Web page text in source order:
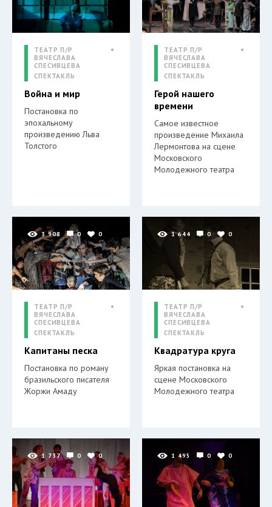
ТЕАТР П/Р
ВЯЧЕСЛАВА
СПЕСИВЦЕВА
СПЕКТАКЛЬ
Война и мир
Постановка по
эпохальному
произведению Льва
Толстого
ТЕАТР П/Р
ВЯЧЕСЛАВА
СПЕСИВЦЕВА
СПЕКТАКЛЬ
Герой нашего
времени
Самое известное
произведение Михаила
Лермонтова на сцене
Московского
Молодежного театра
3 908 0 0
ТЕАТР П/Р
ВЯЧЕСЛАВА
СПЕСИВЦЕВА
СПЕКТАКЛЬ
Капитаны песка
Постановка по роману
бразильского писателя
Жоржи Амаду
1 644 0 0
ТЕАТР П/Р
ВЯЧЕСЛАВА
СПЕСИВЦЕВА
СПЕКТАКЛЬ
Квадратура круга
Яркая постановка на
сцене Московского
Молодежного театра
1 737 0 0 1 495 0 0